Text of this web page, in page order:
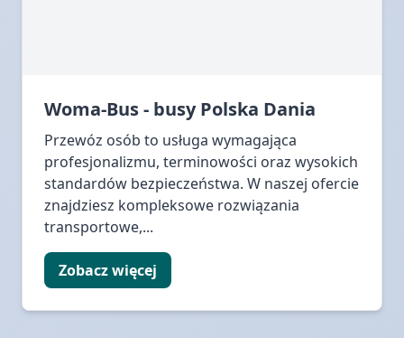
Woma-Bus - busy Polska Dania
Przewóz osób to usługa wymagająca
profesjonalizmu, terminowości oraz wysokich
standardów bezpieczeństwa. W naszej ofercie
znajdziesz kompleksowe rozwiązania
transportowe,...
Zobacz więcej